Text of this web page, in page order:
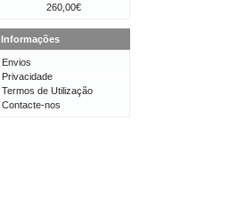
260,00€
Informações
Envios
Privacidade
Termos de Utilização
Contacte-nos